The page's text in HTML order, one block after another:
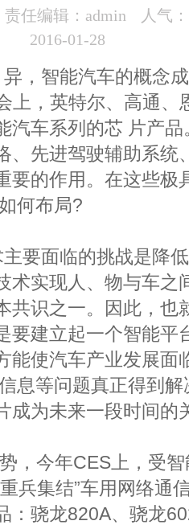
责任编辑：admin
人气：
2016-01-28
，智能汽车的概念
上，英特尔、高通、
汽车系列的芯 片产品
、先进驾驶辅助系统
要的作用。在这些极
何布局?
要面临的挑战是降
术实现人、物与车之
共识之一。因此，也
要建立起一个智能平
能使汽车产业发展面
息等问题真正得到
成为未来一段时间的
，今年CES上，受智
兵集结”车用网络通
：骁龙820A、骁龙